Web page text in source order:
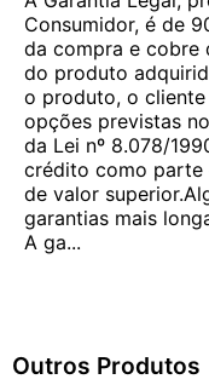
Consumidor, é de
da compra e cobre
do produto
o produto, o
opções previstas
da Lei nº 8.078/
crédito como
de valor
garantias mais
A ga...
Outros Produtos